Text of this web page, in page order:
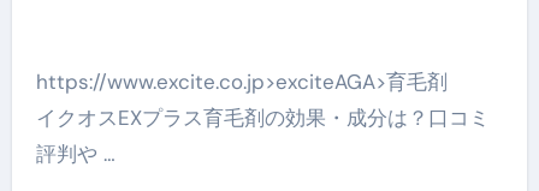
https://www.excite.co.jp>exciteAGA>育毛剤
イクオスEXプラス育毛剤の効果・成分は？口コミ
評判や …